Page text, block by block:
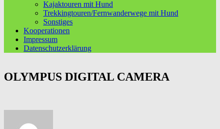
Kajaktouren mit Hund
Trekkingtouren/Fernwanderwege mit Hund
Sonstiges
Kooperationen
Impressum
Datenschutzerklärung
OLYMPUS DIGITAL CAMERA